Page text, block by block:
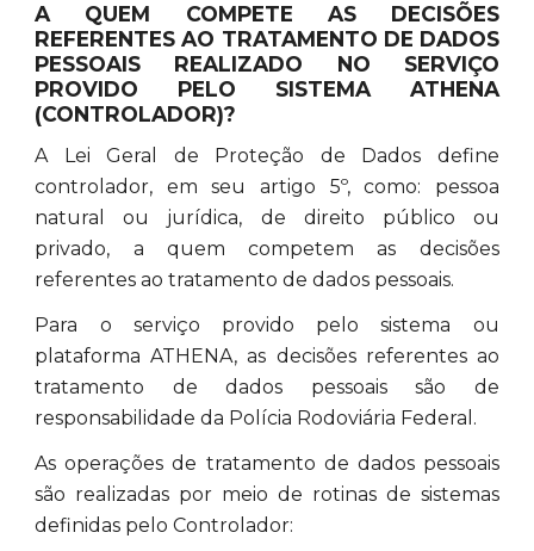
A QUEM COMPETE AS DECISÕES
REFERENTES AO TRATAMENTO DE DADOS
PESSOAIS REALIZADO NO SERVIÇO
PROVIDO PELO SISTEMA ATHENA
(CONTROLADOR)?
A Lei Geral de Proteção de Dados define
controlador, em seu artigo 5º, como: pessoa
natural ou jurídica, de direito público ou
privado, a quem competem as decisões
referentes ao tratamento de dados pessoais.
Para o serviço provido pelo sistema ou
plataforma ATHENA, as decisões referentes ao
tratamento de dados pessoais são de
responsabilidade da Polícia Rodoviária Federal.
As operações de tratamento de dados pessoais
são realizadas por meio de rotinas de sistemas
definidas pelo Controlador: